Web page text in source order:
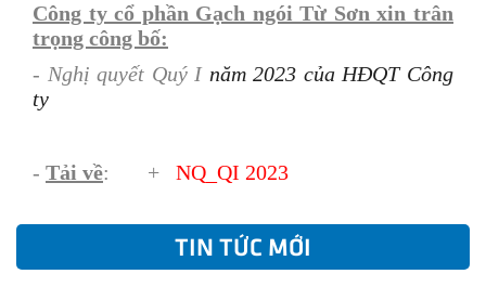
Công ty cổ phần Gạch ngói Từ Sơn xin trân
trọng công bố:
- Nghị quyết Quý Inăm 2023 của HĐQT Công
ty
- Tải về: + NQ QI 2023
TIN TỨC MỚI